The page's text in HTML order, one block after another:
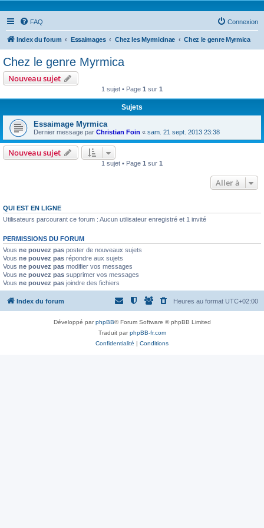
FAQ Connexion
Index du forum Essaimages Chez les Myrmicinae Chez le genre Myrmica
Chez le genre Myrmica
Nouveau sujet
1 sujet • Page 1 sur 1
Sujets
Essaimage Myrmica
Dernier message par Christian Foin « sam. 21 sept. 2013 23:38
Nouveau sujet
1 sujet • Page 1 sur 1
Aller à
QUI EST EN LIGNE
Utilisateurs parcourant ce forum : Aucun utilisateur enregistré et 1 invité
PERMISSIONS DU FORUM
Vous ne pouvez pas poster de nouveaux sujets
Vous ne pouvez pas répondre aux sujets
Vous ne pouvez pas modifier vos messages
Vous ne pouvez pas supprimer vos messages
Vous ne pouvez pas joindre des fichiers
Index du forum Heures au format UTC+02:00
Développé parphpBB® Forum Software © phpBB Limited
Traduit parphpBB-fr.com
Confidentialité | Conditions